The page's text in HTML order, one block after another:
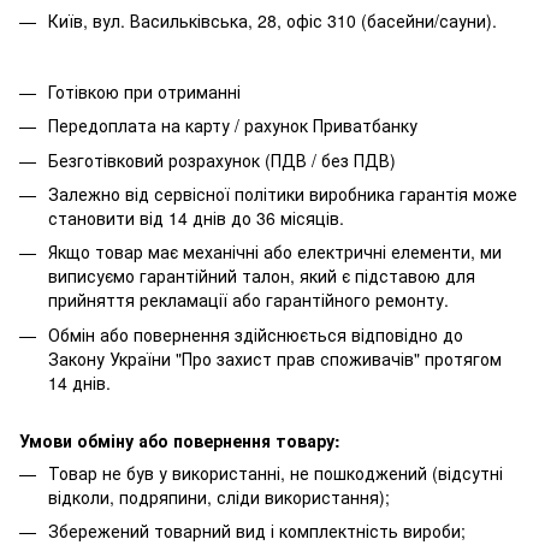
Київ, вул. Васильківська, 28, офіс 310 (басейни/сауни).
Готівкою при отриманні
Передоплата на карту / рахунок Приватбанку
Безготівковий розрахунок (ПДВ / без ПДВ)
Залежно від сервісної політики виробника гарантія може
становити від 14 днів до 36 місяців.
Якщо товар має механічні або електричні елементи, ми
виписуємо гарантійний талон, який є підставою для
прийняття рекламації або гарантійного ремонту.
Обмін або повернення здійснюється відповідно до
Закону України "Про захист прав споживачів" протягом
14 днів.
Умови обміну або повернення товару:
Товар не був у використанні, не пошкоджений (відсутні
відколи, подряпини, сліди використання);
Збережений товарний вид і комплектність вироби;